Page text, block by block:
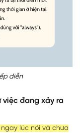
diễn
việc đang xảy ra
lúc nói và chưa